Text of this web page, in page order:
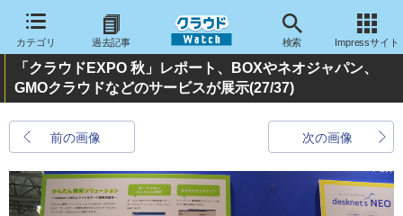
カテゴリ 過去記事 検索 Impressサイト
「クラウドEXPO 秋」レポート、BOXやネオジャパン、
GMOクラウドなどのサービスが展示(27/37)
前の画像 次の画像